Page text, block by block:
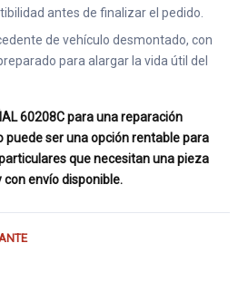
antes de finalizar el pedido.
de vehículo desmontado, con
para alargar la vida útil del
60208C para una reparación
puede ser una opción rentable para
que necesitan una pieza
envío disponible.